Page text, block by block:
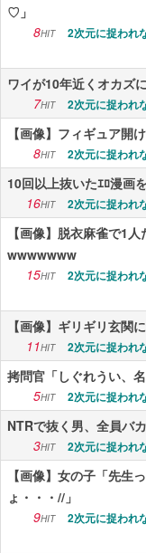
♡」
8HIT 2次元に捉われ
ワイが10年近くオカズ
7HIT 2次元に捉われ
【画像】フィギュア開
8HIT 2次元に捉われ
10回以上抜いたｴﾛ漫画
16HIT 2次元に捉われ
【画像】脱衣麻雀で1
wwwwwww
15HIT 2次元に捉われ
【画像】ギリギリ玄関
11HIT 2次元に捉われ
拷問官「しぐれうい、
5HIT 2次元に捉われ
NTRで抜く男、全員バ
3HIT 2次元に捉われ
【画像】女の子「先生
ょ・・・//」
9HIT 2次元に捉われ